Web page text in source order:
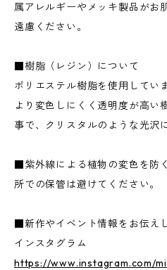
属アレルギーやメッキ製品がお
遠慮ください。
■樹脂（レジン）について
ポリエステル樹脂を使用してい
より変色しにくく透明度が高い
事で、クリスタルのような光沢
■紫外線による植物の変色を防
所での保管は避けてください。
■新作やイベント情報をお伝え
インスタグラム
https://www.instagram.com/